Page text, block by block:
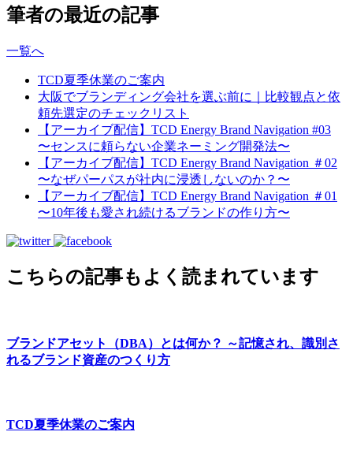
筆者の最近の記事
一覧へ
TCD夏季休業のご案内
大阪でブランディング会社を選ぶ前に｜比較観点と依
頼先選定のチェックリスト
【アーカイブ配信】TCD Energy Brand Navigation #03
〜センスに頼らない企業ネーミング開発法〜
【アーカイブ配信】TCD Energy Brand Navigation ＃02
〜なぜパーパスが社内に浸透しないのか？〜
【アーカイブ配信】TCD Energy Brand Navigation ＃01
〜10年後も愛され続けるブランドの作り方〜
こちらの記事もよく読まれています
ブランドアセット（DBA）とは何か？ ～記憶され、識別さ
れるブランド資産のつくり方
TCD夏季休業のご案内